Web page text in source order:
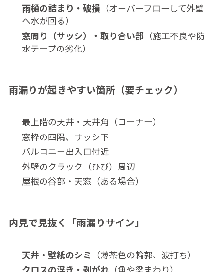
雨樋の詰まり・破損 （オーバーフローして外壁
へ水が回る）
窓周り（サッシ）・取り合い部（施工不良や防
水テープの劣化）
雨漏りが起きやすい箇所（要チェック）
最上階の天井・天井角（コーナー）
窓枠の四隅、サッシ下
バルコニー出入口付近
外壁のクラック（ひび）周辺
屋根の谷部・天窓（ある場合）
内見で見抜く「雨漏りサイン」
天井・壁紙のシミ （薄茶色の輪郭、波打ち）
クロスの浮き・剥がれ（角や梁まわり）